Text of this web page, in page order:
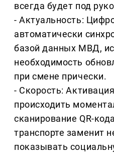
всегда будет под
- Актуальность:
автоматически
базой данных МВД,
необходимость
при смене прически.
- Скорость:
происходить
сканирование QR-
транспорте заменит
показывать